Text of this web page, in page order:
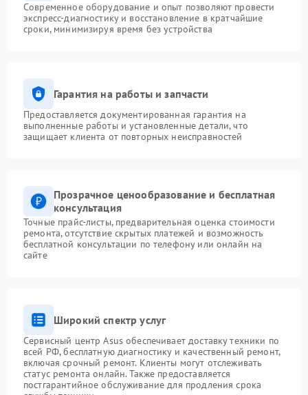
Современное оборудование и опыт позволяют провести
экспресс-диагностику и восстановление в кратчайшие
сроки, минимизируя время без устройства
Гарантия на работы и запчасти
Предоставляется документированная гарантия на
выполненные работы и установленные детали, что
защищает клиента от повторных неисправностей
Прозрачное ценообразование и бесплатная
консультация
Точные прайс-листы, предварительная оценка стоимости
ремонта, отсутствие скрытых платежей и возможность
бесплатной консультации по телефону или онлайн на
сайте
Широкий спектр услуг
Сервисный центр Asus обеспечивает доставку техники по
всей РФ, бесплатную диагностику и качественный ремонт,
включая срочный ремонт. Клиенты могут отслеживать
статус ремонта онлайн. Также предоставляется
постгарантийное обслуживание для продления срока